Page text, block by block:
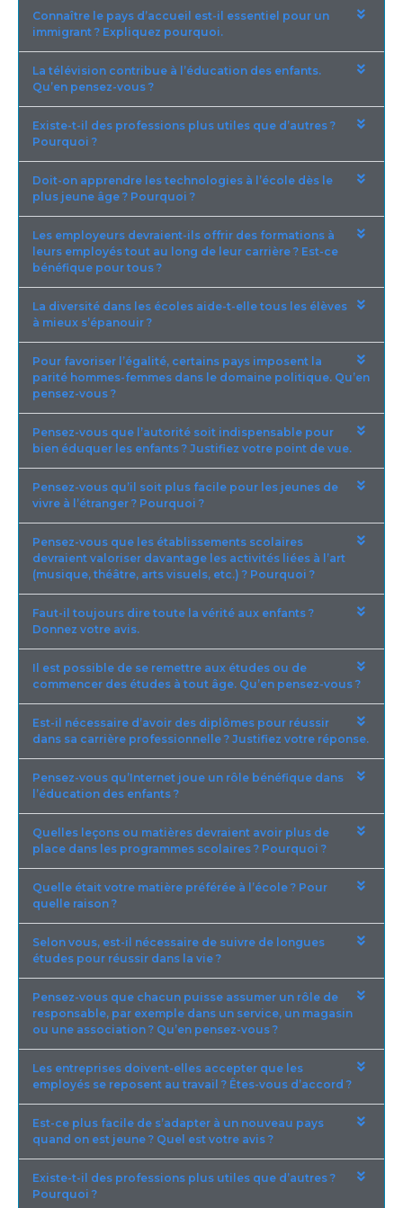
Connaître le pays d’accueil est-il essentiel pour un
immigrant ? Expliquez pourquoi.
La télévision contribue à l’éducation des enfants.
Qu’en pensez-vous ?
Existe-t-il des professions plus utiles que d’autres ?
Pourquoi ?
Doit-on apprendre les technologies à l’école dès le
plus jeune âge ? Pourquoi ?
Les employeurs devraient-ils offrir des formations à
leurs employés tout au long de leur carrière ? Est-ce
bénéfique pour tous ?
La diversité dans les écoles aide-t-elle tous les élèves
à mieux s’épanouir ?
Pour favoriser l’égalité, certains pays imposent la
parité hommes-femmes dans le domaine politique. Qu’en
pensez-vous ?
Pensez-vous que l’autorité soit indispensable pour
bien éduquer les enfants ? Justifiez votre point de vue.
Pensez-vous qu’il soit plus facile pour les jeunes de
vivre à l’étranger ? Pourquoi ?
Pensez-vous que les établissements scolaires
devraient valoriser davantage les activités liées à l’art
(musique, théâtre, arts visuels, etc.) ? Pourquoi ?
Faut-il toujours dire toute la vérité aux enfants ?
Donnez votre avis.
Il est possible de se remettre aux études ou de
commencer des études à tout âge. Qu’en pensez-vous ?
Est-il nécessaire d’avoir des diplômes pour réussir
dans sa carrière professionnelle ? Justifiez votre réponse.
Pensez-vous qu’Internet joue un rôle bénéfique dans
l’éducation des enfants ?
Quelles leçons ou matières devraient avoir plus de
place dans les programmes scolaires ? Pourquoi ?
Quelle était votre matière préférée à l’école ? Pour
quelle raison ?
Selon vous, est-il nécessaire de suivre de longues
études pour réussir dans la vie ?
Pensez-vous que chacun puisse assumer un rôle de
responsable, par exemple dans un service, un magasin
ou une association ? Qu’en pensez-vous ?
Les entreprises doivent-elles accepter que les
employés se reposent au travail ? Êtes-vous d’accord ?
Est-ce plus facile de s’adapter à un nouveau pays
quand on est jeune ? Quel est votre avis ?
Existe-t-il des professions plus utiles que d’autres ?
Pourquoi ?